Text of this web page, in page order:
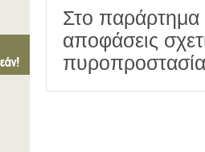
Στο παράρτημα
αποφάσεις